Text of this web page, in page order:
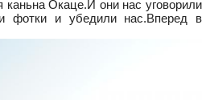
каньна Окаце.И они нас уговорили
фотки и убедили нас.Вперед в